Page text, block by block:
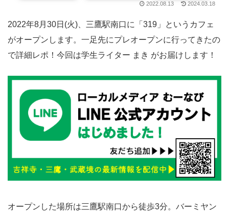
2022.08.13 2024.03.18
2022年8月30日(火)、三鷹駅南口に「319」というカフェ
がオープンします。一足先にプレオープンに行ってきたの
で詳細レポ！今回は学生ライター まき がお届けします！
オープンした場所は三鷹駅南口から徒歩3分。バーミヤン